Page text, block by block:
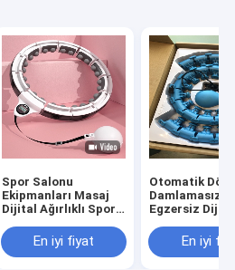
Spor Salonu
Ekipmanları Masaj
Dijital Ağırlıklı Spor
Hula-HoopEn iyi fiyat
Otomatik
Damlamasız
Egzersiz
Hula Hoop
En iyi